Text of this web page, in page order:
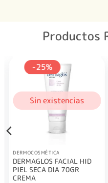
Productos
-25%
Sin existencias
DERMOCOSMÉTICA
DERMAGLOS FACIAL HID
PIEL SECA DIA 70GR
CREMA